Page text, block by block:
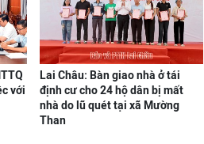
với
Lai Châu: Bàn giao nhà ở tái
định cư cho 24 hộ dân bị mất
nhà do lũ quét tại xã Mường
Than